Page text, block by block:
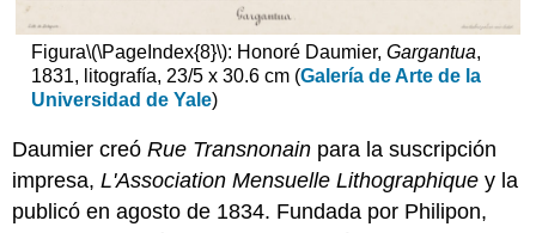
Figura\(\PageIndex{8}\): Honoré Daumier, Gargantua,
1831, litografía, 23/5 x 30.6 cm (Galería de Arte de la
Universidad de Yale)
Daumier creóRue Transnonain para la suscripción
impresa,L'Association Mensuelle Lithographique y la
publicó en agosto de 1834. Fundada por Philipon,